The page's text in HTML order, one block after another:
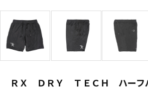
ＲＸ ＤＲＹ ＴＥＣＨ ハーフ